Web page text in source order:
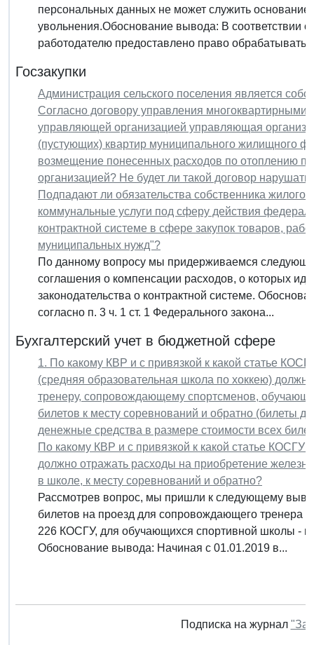
персональных данных не может служить
увольнения.Обоснование вывода: В соответствии
работодателю предоставлено право обрабатывать...
Госзакупки
Администрация сельского поселения является
Согласно договору управления
управляющей организацией управляющая
(пустующих) квартир муниципального жилищного
возмещение понесенных расходов по отоплению
организацией? Не будет ли такой договор
Подпадают ли обязательства собственника
коммунальные услуги под сферу действия
контрактной системе в сфере закупок товаров,
муниципальных нужд"?
По данному вопросу мы придерживаемся
соглашения о компенсации расходов, о которых
законодательства о контрактной системе.
согласно п. 3 ч. 1 ст. 1 Федерального закона...
Бухгалтерский учет в бюджетной сфере
1. По какому КВР и с привязкой к какой статье
(средняя образовательная школа по хоккею)
тренеру, сопровождающему спортсменов,
билетов к месту соревнований и обратно (билеты
денежные средства в размере стоимости всех
По какому КВР и с привязкой к какой статье КОСГУ
должно отражать расходы на приобретение
в школе, к месту соревнований и обратно?
Рассмотрев вопрос, мы пришли к следующему
билетов на проезд для сопровождающего тренера
226 КОСГУ, для обучающихся спортивной школы -
Обоснование вывода: Начиная с 01.01.2019 в...
Подписка на журнал